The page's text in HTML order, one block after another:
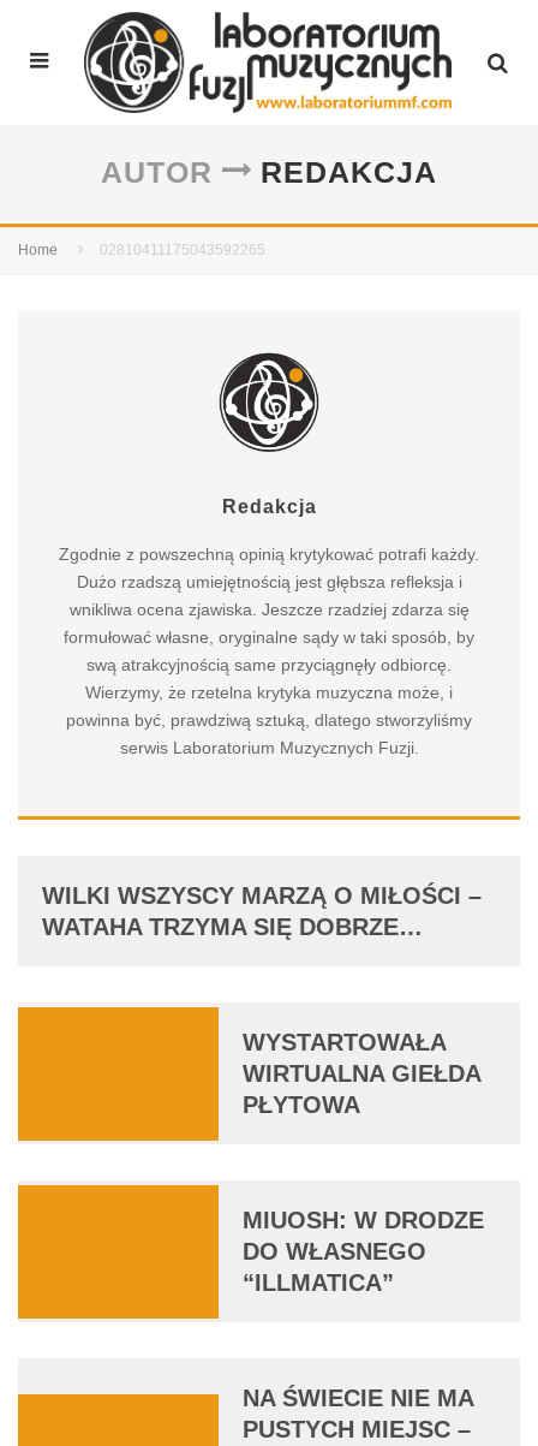
AUTOR REDAKCJA
Home 02810411175043592265
Redakcja
Zgodnie z powszechną opinią krytykować potrafi każdy.
Dużo rzadszą umiejętnością jest głębsza refleksja i
wnikliwa ocena zjawiska. Jeszcze rzadziej zdarza się
formułować własne, oryginalne sądy w taki sposób, by
swą atrakcyjnością same przyciągnęły odbiorcę.
Wierzymy, że rzetelna krytyka muzyczna może, i
powinna być, prawdziwą sztuką, dlatego stworzyliśmy
serwis Laboratorium Muzycznych Fuzji.
WILKI WSZYSCY MARZĄ O MIŁOŚCI –
WATAHA TRZYMA SIĘ DOBRZE…
WYSTARTOWAŁA
WIRTUALNA GIEŁDA
PŁYTOWA
MIUOSH: W DRODZE
DO WŁASNEGO
“ILLMATICA”
NA ŚWIECIE NIE MA
PUSTYCH MIEJSC –